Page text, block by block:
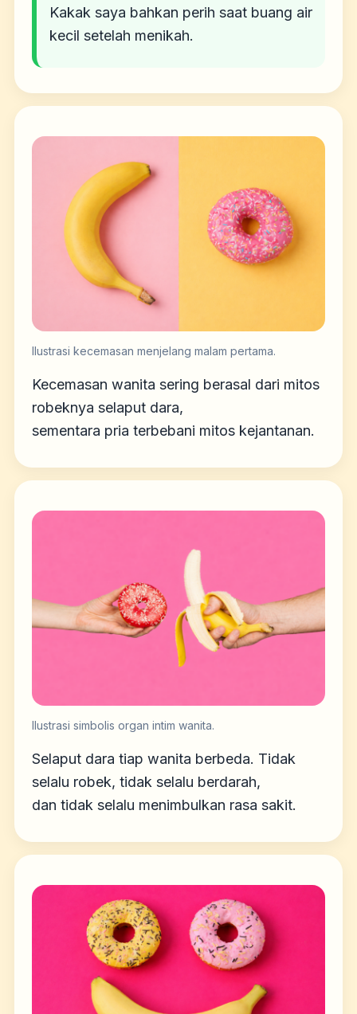
Kakak saya bahkan perih saat buang air
kecil setelah menikah.
Ilustrasi kecemasan menjelang malam pertama.
Kecemasan wanita sering berasal dari mitos
robeknya selaput dara,
sementara pria terbebani mitos kejantanan.
Ilustrasi simbolis organ intim wanita.
Selaput dara tiap wanita berbeda. Tidak
selalu robek, tidak selalu berdarah,
dan tidak selalu menimbulkan rasa sakit.